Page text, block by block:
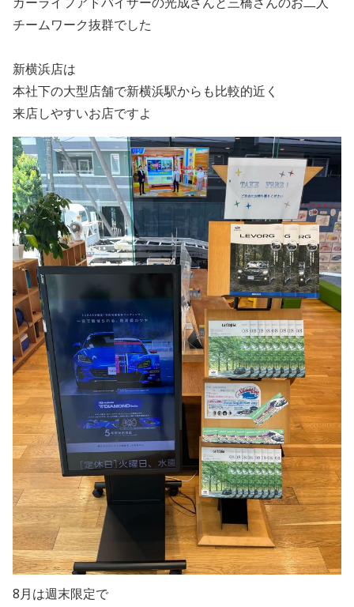
チームワーク抜群でした
新横浜店は
本社下の大型店舗で新横浜駅からも比較的近く
来店しやすいお店ですよ
8月は週末限定で